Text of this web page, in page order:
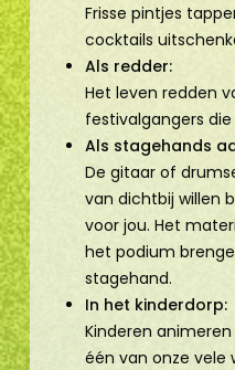
Frisse pintjes
cocktails
Als redder:
Het leven redden
festivalgangers
Als stagehands
De gitaar of
van dichtbij willen
voor jou. Het
het podium
stagehand.
In het kinderdorp:
Kinderen
één van onze vele